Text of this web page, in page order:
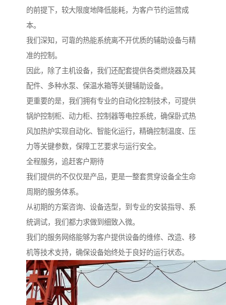
的前提下，较大限度地降低能耗，为客户节约运营成
本。
我们深知，可靠的热能系统离不开优质的辅助设备与精
准的控制。
因此，除了主机设备，我们还配套提供各类燃烧器及其
配件、多种水泵、保温水箱等关键辅助设备。
更重要的是，我们拥有专业的自动化控制技术，可提供
锅炉控制柜、动力柜、控制器等电控系统，确保卧式热
风加热炉实现自动化、智能化运行，精确控制温度、压
力等关键参数，保障工艺要求与运行安全。
全程服务，追赶客户期待
我们提供的不仅仅是产品，更是一整套贯穿设备全生命
周期的服务体系。
从初期的方案咨询、设备选型，到专业的安装指导、系
统调试，我们都力求做到细致入微。
我们的服务网络能够为客户提供设备的维修、改造、移
机等技术支持，确保设备始终处于良好的运行状态。